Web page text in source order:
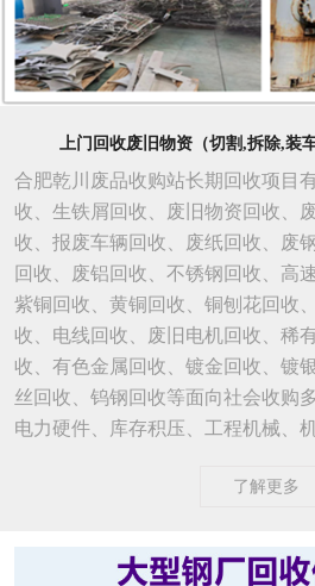
上门回收废旧物资（切割,拆除,装
合肥乾川废品收购站长期回收项目
收、生铁屑回收、废旧物资回收、
收、报废车辆回收、废纸回收、废
回收、废铝回收、不锈钢回收、高
紫铜回收、黄铜回收、铜刨花回收
收、电线回收、废旧电机回收、稀
收、有色金属回收、镀金回收、镀
丝回收、钨钢回收等面向社会收购
电力硬件、库存积压、工程机械、
了解更多